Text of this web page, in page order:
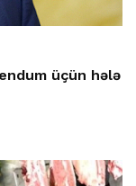
üçün hələ